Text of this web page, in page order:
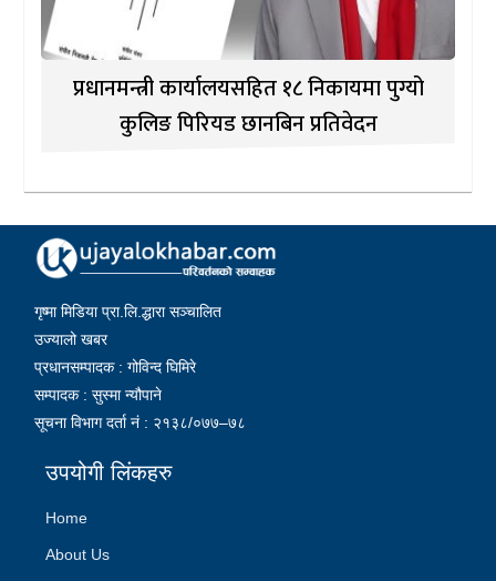
प्रधानमन्त्री कार्यालयसहित १८ निकायमा पुग्यो
कुलिङ पिरियड छानबिन प्रतिवेदन
गृष्मा मिडिया प्रा.लि.द्धारा सञ्चालित
उज्यालो खबर
प्रधानसम्पादक : गोविन्द घिमिरे
सम्पादक : सुस्मा न्यौपाने
सूचना विभाग दर्ता नं : २१३८/०७७–७८
उपयोगी लिंकहरु
Home
About Us